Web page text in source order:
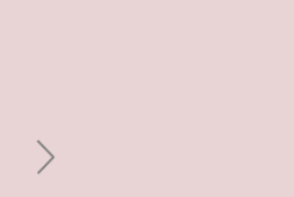
Griselda Bravo | agosto 2026